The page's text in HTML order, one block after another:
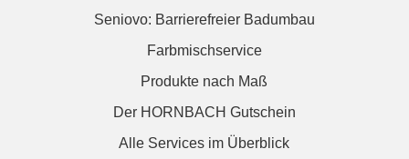
Seniovo: Barrierefreier Badumbau
Farbmischservice
Produkte nach Maß
Der HORNBACH Gutschein
Alle Services im Überblick